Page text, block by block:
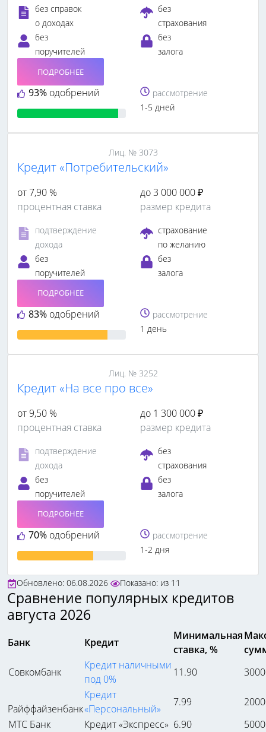
без справок
о доходах
без
страхования
без
поручителей
без
залога
93% одобрений
ПОДРОБНЕЕ
рассмотрение
1-5 дней
Лиц. № 3073
Кредит «Потребительский»
от 7,90 %
процентная ставка
до 3 000 000 ₽
размер кредита
подтверждение
дохода
страхование
по желанию
без
поручителей
без
залога
83% одобрений
ПОДРОБНЕЕ
рассмотрение
1 день
Лиц. № 3252
Кредит «На все про все»
от 9,50 %
процентная ставка
до 1 300 000 ₽
размер кредита
подтверждение
дохода
без
страхования
без
поручителей
без
залога
70% одобрений
ПОДРОБНЕЕ
рассмотрение
1-2 дня
Обновлено: 06.08.2026 Показано: из 11
Сравнение популярных кредитов
августа 2026
Банк Кредит
Минимальная
ставка, %
Совкомбанк
Кредит наличными
под 0%
11.90
Райффайзенбанк
Кредит
«Персональный»
7.99
МТС Банк
Кредит «Экспресс» 6.90